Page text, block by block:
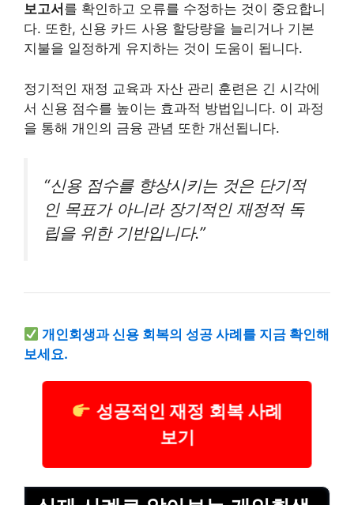
보고서 를 확인하고 오류를 수정하는 것이 중요합니
다. 또한, 신용 카드 사용 할당량을 늘리거나 기본
지불을 일정하게 유지하는 것이 도움이 됩니다.
정기적인 재정 교육과 자산 관리 훈련은 긴 시각에
서 신용 점수를 높이는 효과적 방법입니다. 이 과정
을 통해 개인의 금융 관념 또한 개선됩니다.
“신용 점수를 향상시키는 것은 단기적
인 목표가 아니라 장기적인 재정적 독
립을 위한 기반입니다.”
개인회생과 신용 회복의 성공 사례를 지금 확인해
보세요.
성공적인 재정 회복 사례
보기